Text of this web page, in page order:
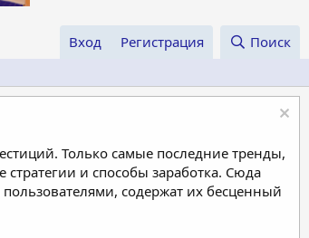
Вход Регистрация Поиск
Только самые последние тренды,
и способы заработка. Сюда
содержат их бесценный